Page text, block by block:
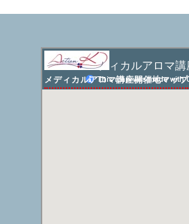
メディカルアロマ講座開催地マップ